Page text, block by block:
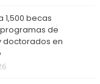
becas
de
doctorados en